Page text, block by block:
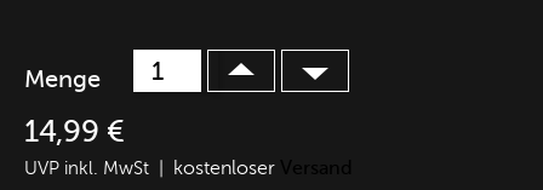
Menge
14,99 €
UVP inkl. MwSt | kostenloser